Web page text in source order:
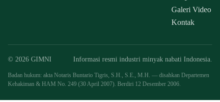
Galeri Video
Kontak
© 2026 GIMNI Informasi resmi industri minyak nabati Indonesia.
Badan hukum: akta Notaris Buntario Tigris, S.H., S.E., M.H. — disahkan Departemen
Kehakiman & HAM No. 249 (30 April 2007). Berdiri 12 Desember 2006.